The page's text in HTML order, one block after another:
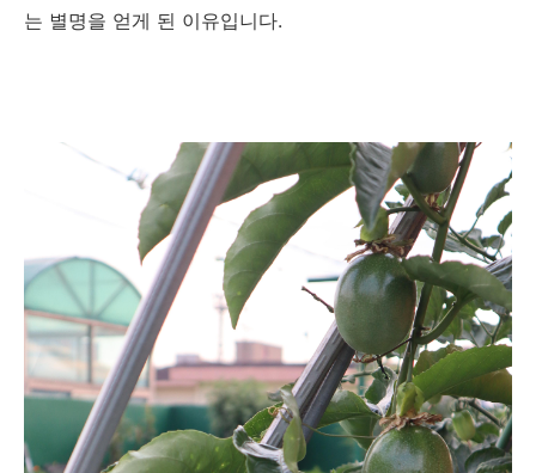
는 별명을 얻게 된 이유입니다.